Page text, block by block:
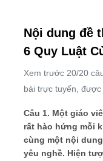
Nội dung đề
6 Quy Luật
Xem trước 20/20
bài trực tuyến,
Câu 1. Một giáo
rất hào hứng mỗi
cùng một nội
yêu nghề. Hiện